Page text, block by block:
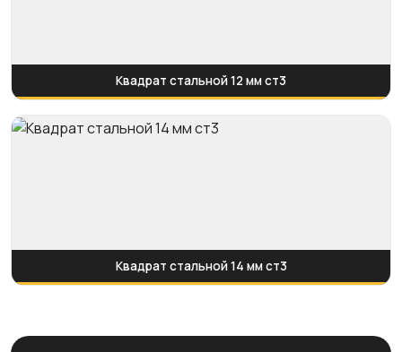
Квадрат стальной 12 мм ст3
Квадрат стальной 14 мм ст3